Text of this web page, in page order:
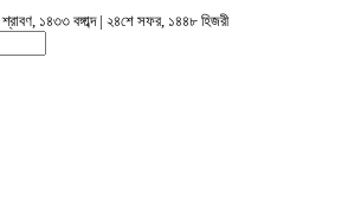
১৪৩৩ বঙ্গাব্দ | ২৪শে সফর, ১৪৪৮ হিজরী